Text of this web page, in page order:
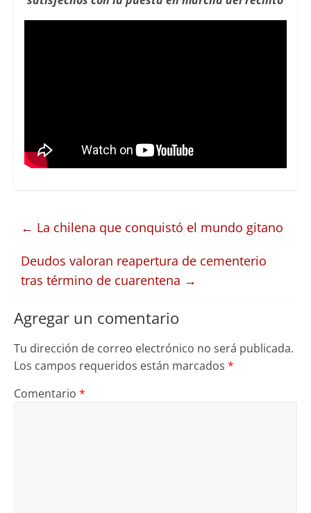
← La chilena que conquistó el mundo gitano
Deudos valoran reapertura de cementerio
tras término de cuarentena →
Agregar un comentario
Tu dirección de correo electrónico no será publicada.
Los campos requeridos están marcados *
Comentario *